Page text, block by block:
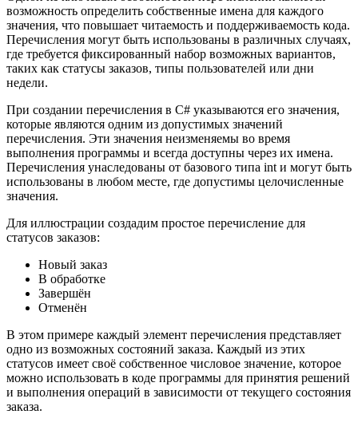
возможность определить собственные имена для каждого
значения, что повышает читаемость и поддерживаемость кода.
Перечисления могут быть использованы в различных случаях,
где требуется фиксированный набор возможных вариантов,
таких как статусы заказов, типы пользователей или дни
недели.
При создании перечисления в C# указываются его значения,
которые являются одним из допустимых значений
перечисления. Эти значения неизменяемы во время
выполнения программы и всегда доступны через их имена.
Перечисления унаследованы от базового типа int и могут быть
использованы в любом месте, где допустимы целочисленные
значения.
Для иллюстрации создадим простое перечисление для
статусов заказов:
Новый заказ
В обработке
Завершён
Отменён
В этом примере каждый элемент перечисления представляет
одно из возможных состояний заказа. Каждый из этих
статусов имеет своё собственное числовое значение, которое
можно использовать в коде программы для принятия решений
и выполнения операций в зависимости от текущего состояния
заказа.